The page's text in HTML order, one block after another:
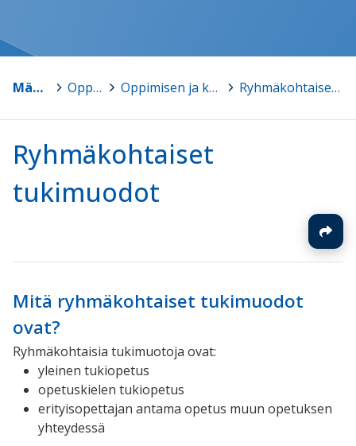
Mänttä-Vilppula > Oppimisen tuki > Oppimisen ja koulunkäynnin tuki (perusopetus) > Ryhmäkohtaiset tukimuodot
Ryhmäkohtaiset
tukimuodot
Mitä ryhmäkohtaiset tukimuodot
ovat?
Ryhmäkohtaisia tukimuotoja ovat:
yleinen tukiopetus
opetuskielen tukiopetus
erityisopettajan antama opetus muun opetuksen
yhteydessä